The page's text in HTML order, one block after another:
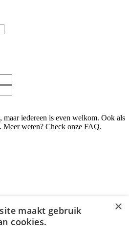
maar iedereen is even welkom. Ook als
Meer weten? Check onze FAQ.
App
×
maakt gebruik
cookies.